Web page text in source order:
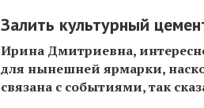
Залить культурный
Ирина Дмитриевна,
для нынешней ярмарки,
связана с событиями, так